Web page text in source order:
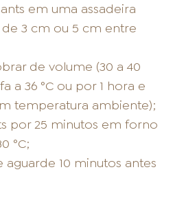
em uma assadeira
3 cm ou 5 cm entre
de volume (30 a 40
a 36 °C ou por 1 hora e
temperatura ambiente);
por 25 minutos em forno
°C;
10 minutos antes